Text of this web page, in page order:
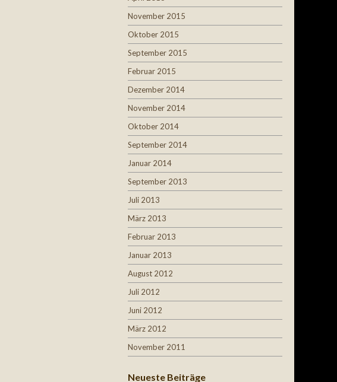
November 2015
Oktober 2015
September 2015
Februar 2015
Dezember 2014
November 2014
Oktober 2014
September 2014
Januar 2014
September 2013
Juli 2013
März 2013
Februar 2013
Januar 2013
August 2012
Juli 2012
Juni 2012
März 2012
November 2011
Neueste Beiträge